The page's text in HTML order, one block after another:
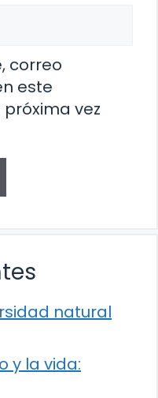
correo
este
vez
natural
y la vida: